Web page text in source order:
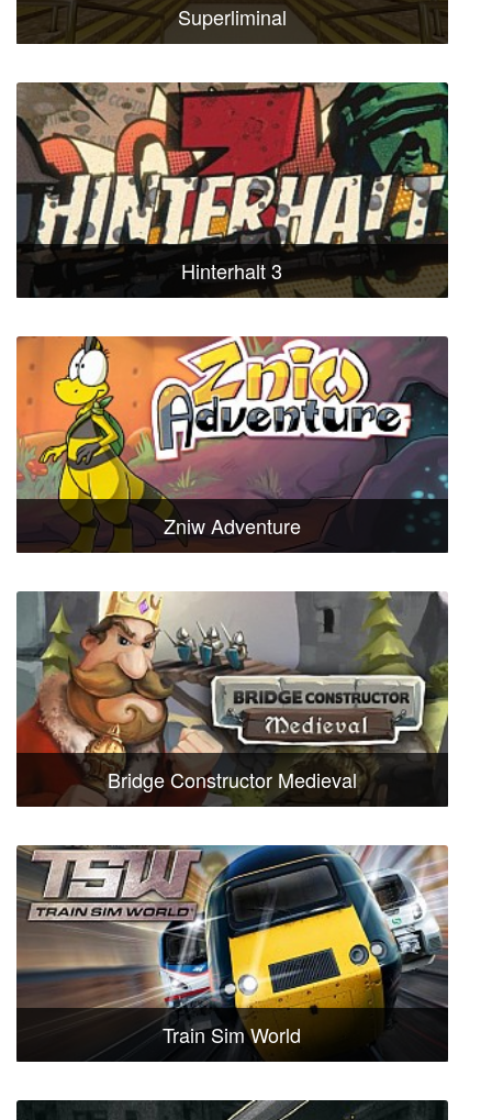
Superliminal
Hinterhalt 3
Zniw Adventure
Bridge Constructor Medieval
Train Sim World